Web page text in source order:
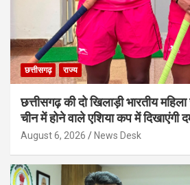
छत्तीसगढ़ राज्य
छत्तीसगढ़ की दो खिलाड़ी भारतीय
चीन में होने वाले एशिया कप में दिखाएंगी
August 6, 2026 News Desk